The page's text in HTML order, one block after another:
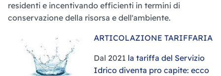
residenti e incentivando efficienti in termini di
conservazione della risorsa e dell'ambiente.
ARTICOLAZIONE TARIFFARIA
Dal 2021 la tariffa del Servizio
Idrico diventa pro capite: ecco